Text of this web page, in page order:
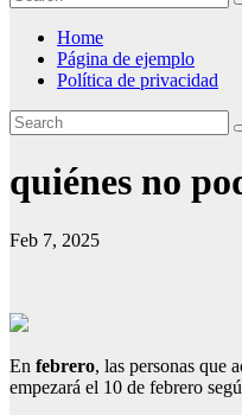
Home
Página de ejemplo
Política de privacidad
quiénes no
Feb 7, 2025
En febrero, las personas que
empezará el 10 de febrero